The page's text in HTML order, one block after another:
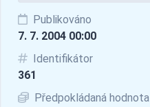
Publikováno
7. 7. 2004 00:00
Identifikátor
361
Předpokládaná hodnota